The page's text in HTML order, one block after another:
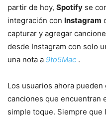
partir de hoy, Spotify se
integración con Instagram
capturar y agregar
desde Instagram con solo
una nota a 9to5Mac .
Los usuarios ahora
canciones que encuentran
simple toque. Siempre que